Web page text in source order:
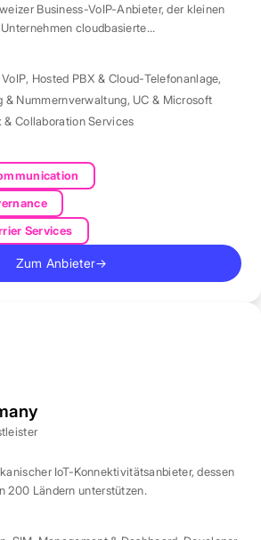
Business-VoIP-Anbieter, der kleinen
cloudbasierte
, Hosted PBX & Cloud-Telefonanlage,
& Nummernverwaltung, UC & Microsoft
& Collaboration Services
Services
Zum Anbieter→
IoT-Konnektivitätsanbieter, dessen
200 Ländern unterstützen.